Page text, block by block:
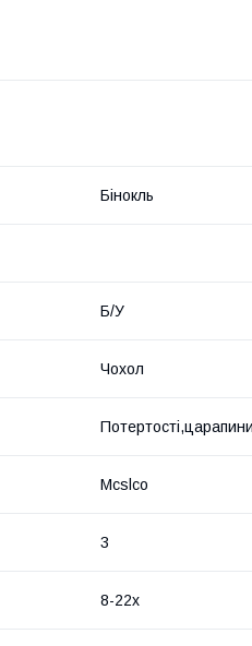
Бінокль
Б/У
Чохол
Потертості,царапини
Mcslco
3
8-22x